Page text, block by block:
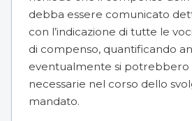
debba essere comunicato
con l’indicazione di tutte le
di compenso, quantificando
eventualmente si
necessarie nel corso dello
mandato.